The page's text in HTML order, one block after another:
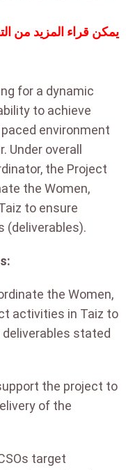
يمكن قراء المزيد من
for a dynamic
to achieve
environment
overall
the Project
the Women,
to ensure
(deliverables).
the Women,
activities in Taiz to
stated
the project to
of the
target